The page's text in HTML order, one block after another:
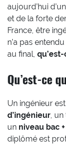
aujourd’hui
et de la forte
France, être
n’a pas
au final,
Qu’est-ce
Un ingénieur
d’ingénieur,
un niveau bac
diplômé est